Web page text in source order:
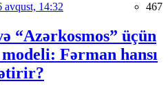
avqust, 14:32 467
“Azərkosmos” üçün
Fərman hansı